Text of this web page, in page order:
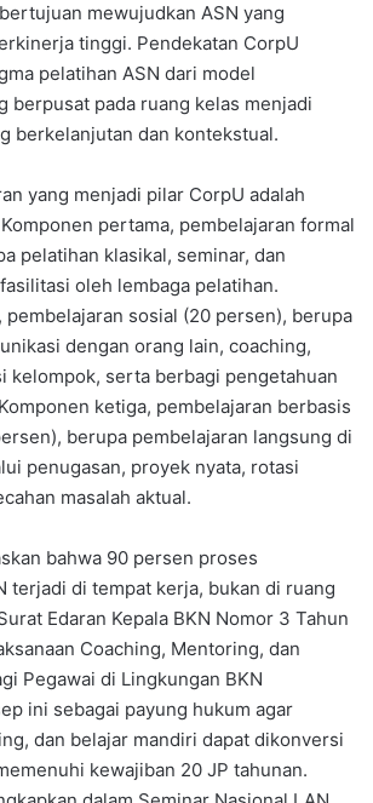
mewujudkan ASN yang
tinggi. Pendekatan CorpU
pelatihan ASN dari model
berpusat pada ruang kelas menjadi
berkelanjutan dan kontekstual.
yang menjadi pilar CorpU adalah
pertama, pembelajaran formal
pelatihan klasikal, seminar, dan
oleh lembaga pelatihan.
pembelajaran sosial (20 persen), berupa
dengan orang lain, coaching,
kelompok, serta berbagi pengetahuan
ketiga, pembelajaran berbasis
berupa pembelajaran langsung di
penugasan, proyek nyata, rotasi
masalah aktual.
bahwa 90 persen proses
terjadi di tempat kerja, bukan di ruang
Edaran Kepala BKN Nomor 3 Tahun
Coaching, Mentoring, dan
Pegawai di Lingkungan BKN
ini sebagai payung hukum agar
dan belajar mandiri dapat dikonversi
kewajiban 20 JP tahunan.